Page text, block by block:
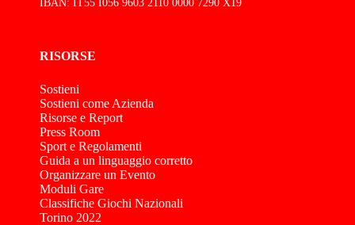
IBAN: IT55 I056 9603 2110 0000 7290 X19
RISORSE
Sostieni
Sostieni come Azienda
Risorse e Report
Press Room
Sport e Regolamenti
Guida a un linguaggio corretto
Organizzare un Evento
Moduli Gare
Classifiche Giochi Nazionali
Torino 2022